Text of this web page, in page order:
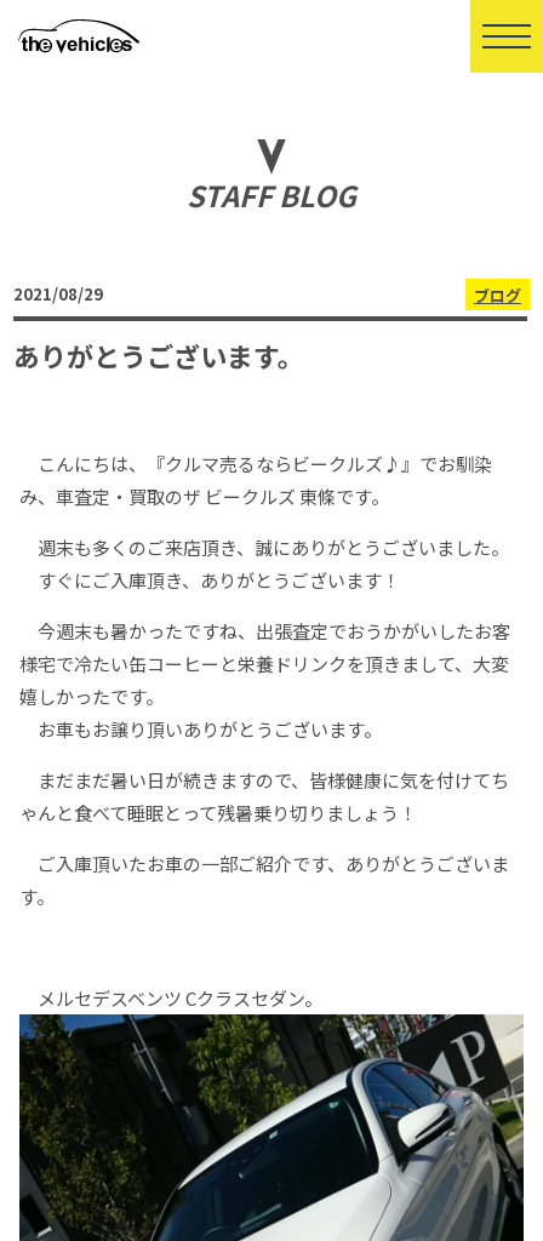
STAFF BLOG
ありがとうございます。
ブログ
2021/08/29
こんにちは、『クルマ売るならビークルズ♪』でお馴染
み、車査定・買取のザ ビークルズ 東條です。
週末も多くのご来店頂き、誠にありがとうございました。
すぐにご入庫頂き、ありがとうございます！
今週末も暑かったですね、出張査定でおうかがいしたお客
様宅で冷たい缶コーヒーと栄養ドリンクを頂きまして、大変
嬉しかったです。
お車もお譲り頂いありがとうございます。
まだまだ暑い日が続きますので、皆様健康に気を付けてち
ゃんと食べて睡眠とって残暑乗り切りましょう！
ご入庫頂いたお車の一部ご紹介です、ありがとうございま
す。
メルセデスベンツ Cクラスセダン。